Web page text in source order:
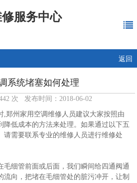
服务中心
返回
系统堵塞如何处理
次 发布时间：2018-06-02
,郑州家用空调维修人员建议大家按照由
降低成本的方法来处理。如果通过以下五
请需要联系专业的维修人员进行维修处
毛细管前面或后面，我们瞬间给四通阀通
流向，把堵在毛细管处的脏污冲开，让制